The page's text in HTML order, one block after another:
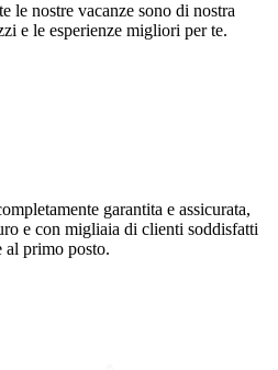
le nostre vacanze sono di nostra
e le esperienze migliori per te.
garantita e assicurata,
e con migliaia di clienti soddisfatti
al primo posto.